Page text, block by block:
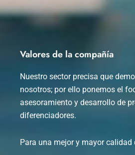
Valores de la compañía
Nuestro sector precisa que
nosotros; por ello ponemos el
asesoramiento y desarrollo de
diferenciadores.
Para una mejor y mayor calidad